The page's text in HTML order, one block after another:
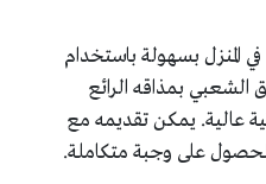
المنزل بسهولة باستخدام
الشعبي بمذاقه الرائع
عالية. يمكن تقديمه مع
على وجبة متكاملة.